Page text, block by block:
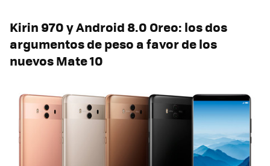
Kirin 970 y Android 8.0 Oreo: los dos
argumentos de peso a favor de los
nuevos Mate 10